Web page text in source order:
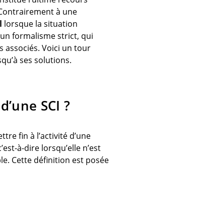
à une
lorsque la situation
formalisme strict, qui
associés. Voici un tour
ses solutions.
SCI ?
fin à l’activité d’une
à-dire lorsqu’elle n’est
Cette définition est posée